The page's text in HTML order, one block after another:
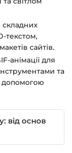
текстом,
сайтів.
анімації для
та
допомогою
від основ